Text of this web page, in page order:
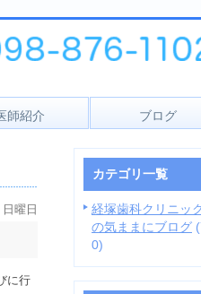
師紹介 ブログ
曜日
に行
カテゴリ一覧
経塚歯科クリニッ
の気ままにブログ
0)